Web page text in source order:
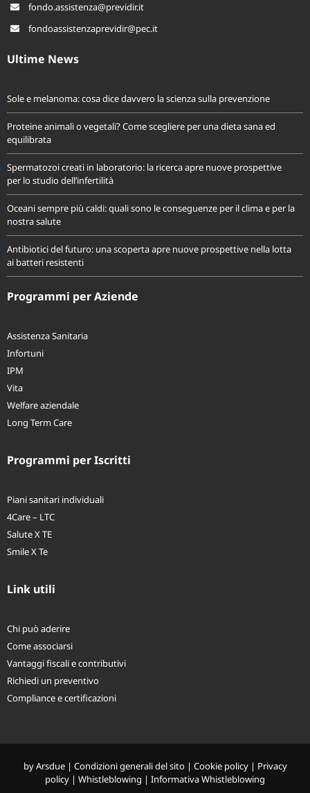
fondo.assistenza@previdir.it
fondoassistenzaprevidir@pec.it
Ultime News
Sole e melanoma: cosa dice davvero la scienza sulla prevenzione
Proteine animali o vegetali? Come scegliere per una dieta sana ed
equilibrata
Spermatozoi creati in laboratorio: la ricerca apre nuove prospettive
per lo studio dell’infertilità
Oceani sempre più caldi: quali sono le conseguenze per il clima e per la
nostra salute
Antibiotici del futuro: una scoperta apre nuove prospettive nella lotta
ai batteri resistenti
Programmi per Aziende
Assistenza Sanitaria
Infortuni
IPM
Vita
Welfare aziendale
Long Term Care
Programmi per Iscritti
Piani sanitari individuali
4Care – LTC
Salute X TE
Smile X Te
Link utili
Chi può aderire
Come associarsi
Vantaggi fiscali e contributivi
Richiedi un preventivo
Compliance e certificazioni
byArsdue| Condizioni generali del sito| Cookie policy| Privacy
policy | Whistleblowing | Informativa Whistleblowing